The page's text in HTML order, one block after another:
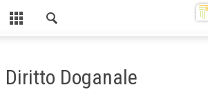
CHI SIAMO
Diritto Doganale